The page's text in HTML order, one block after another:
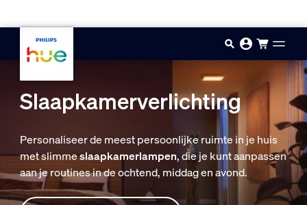
Slaapkamerverlichting
Personaliseer de meest persoonlijke ruimte in je huis
met slimmeslaapkamerlampen, die je kunt aanpassen
aan je routines in de ochtend, middag en avond.